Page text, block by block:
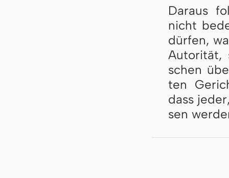
Daraus
nicht
dür­fen,
schen
ten
dass
sen